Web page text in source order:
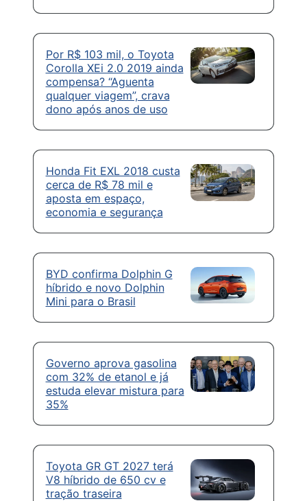
Por R$ 103 mil, o Toyota
Corolla XEi 2.0 2019 ainda
compensa? “Aguenta
qualquer viagem”, crava
dono após anos de uso
Honda Fit EXL 2018 custa
cerca de R$ 78 mil e
aposta em espaço,
economia e segurança
BYD confirma Dolphin G
híbrido e novo Dolphin
Mini para o Brasil
Governo aprova gasolina
com 32% de etanol e já
estuda elevar mistura para
35%
Toyota GR GT 2027 terá
V8 híbrido de 650 cv e
tração traseira